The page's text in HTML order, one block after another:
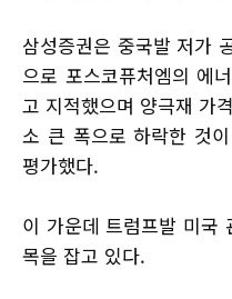
삼성증권은 중국발 저가
으로 포스코퓨처엠의 에
고 지적했으며 양극재 가
소 큰 폭으로 하락한 것
평가했다.
이 가운데 트럼프발 미국
목을 잡고 있다.